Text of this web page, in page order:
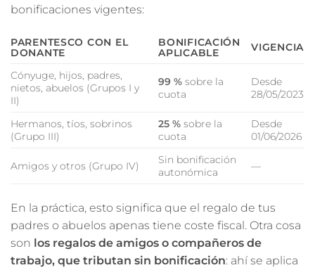
bonificaciones vigentes:
PARENTESCO CON EL
DONANTE
BONIFICACIÓN
APLICABLE
VIGENCIA
Cónyuge, hijos, padres,
nietos, abuelos (Grupos I y
II)
99 % sobre la
cuota
Desde
28/05/2023
Hermanos, tíos, sobrinos
(Grupo III)
25 % sobre la
cuota
Desde
01/06/2026
Amigos y otros (Grupo IV)
Sin bonificación
autonómica
—
En la práctica, esto significa que el regalo de tus
padres o abuelos apenas tiene coste fiscal. Otra cosa
son los regalos de amigos o compañeros de
trabajo, que tributan sin bonificación: ahí se aplica